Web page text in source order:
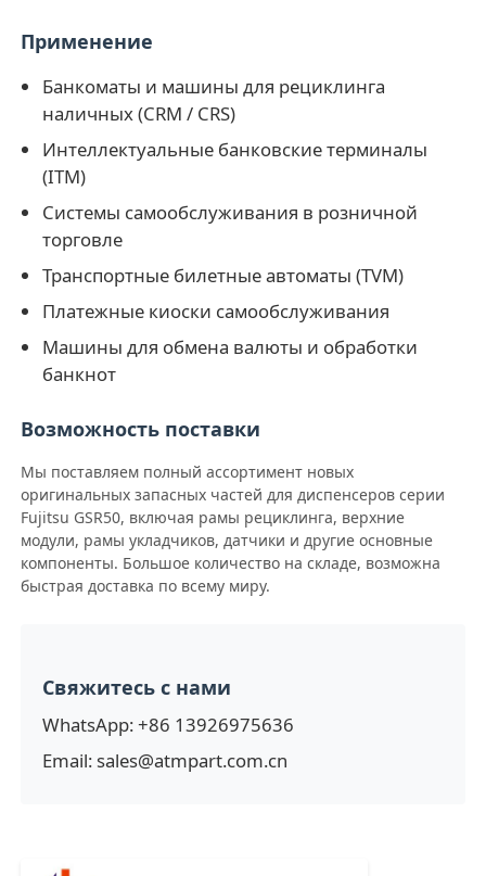
Переработчик монет
Применение
Банкоматы и машины для рециклинга
наличных (CRM / CRS)
Интеллектуальные банковские терминалы
(ITM)
Системы самообслуживания в розничной
торговле
Транспортные билетные автоматы (TVM)
Платежные киоски самообслуживания
Машины для обмена валюты и обработки
банкнот
Возможность поставки
Мы поставляем полный ассортимент новых
оригинальных запасных частей для диспенсеров серии
Fujitsu GSR50, включая рамы рециклинга, верхние
модули, рамы укладчиков, датчики и другие основные
компоненты. Большое количество на складе, возможна
быстрая доставка по всему миру.
Свяжитесь с нами
WhatsApp: +86 13926975636
Email: sales@atmpart.com.cn